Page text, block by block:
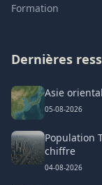
Formation
Dernières
Asie
05-08-2026
Population
chiffre
04-08-2026